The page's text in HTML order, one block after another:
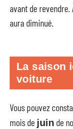
avant de
aura diminué.
La saison
voiture
Vous pouvez
mois de juin de